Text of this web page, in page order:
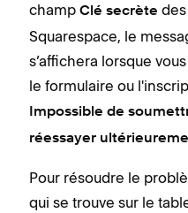
champ Clé secrète
Squarespace, le
s’affichera lorsque
le formulaire ou
Impossible de
réessayer
Pour résoudre le
qui se trouve sur le